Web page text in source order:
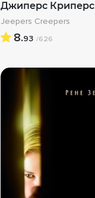
Джиперс Криперс
Jeepers Creepers
8.93 /626